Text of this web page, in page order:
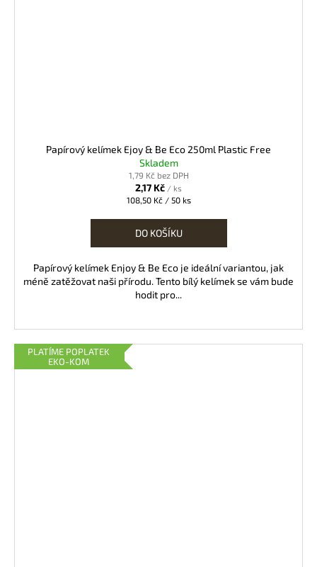
Papírový kelímek Ejoy & Be Eco 250ml Plastic Free
Skladem
1,79 Kč bez DPH
2,17 Kč / ks
Měrná
108,50 Kč / 50 ks
DO KOŠÍKU
Papírový kelímek Enjoy & Be Eco je ideální variantou, jak
méně zatěžovat naši přírodu. Tento bílý kelímek se vám bude
hodit pro...
PLATÍME POPLATEK
EKO-KOM